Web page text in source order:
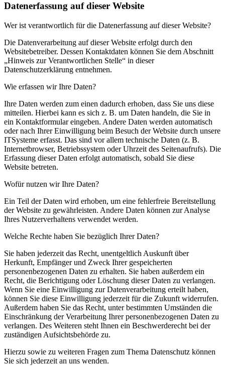
Datenerfassung auf dieser Website
Wer ist verantwortlich für die Datenerfassung auf dieser Website?
Die Datenverarbeitung auf dieser Website erfolgt durch den
Websitebetreiber. Dessen Kontaktdaten können Sie dem Abschnitt
„Hinweis zur Verantwortlichen Stelle“ in dieser
Datenschutzerklärung entnehmen.
Wie erfassen wir Ihre Daten?
Ihre Daten werden zum einen dadurch erhoben, dass Sie uns diese
mitteilen. Hierbei kann es sich z. B. um Daten handeln, die Sie in
ein Kontaktformular eingeben. Andere Daten werden automatisch
oder nach Ihrer Einwilligung beim Besuch der Website durch unsere
ITSysteme erfasst. Das sind vor allem technische Daten (z. B.
Internetbrowser, Betriebssystem oder Uhrzeit des Seitenaufrufs). Die
Erfassung dieser Daten erfolgt automatisch, sobald Sie diese
Website betreten.
Wofür nutzen wir Ihre Daten?
Ein Teil der Daten wird erhoben, um eine fehlerfreie Bereitstellung
der Website zu gewährleisten. Andere Daten können zur Analyse
Ihres Nutzerverhaltens verwendet werden.
Welche Rechte haben Sie bezüglich Ihrer Daten?
Sie haben jederzeit das Recht, unentgeltlich Auskunft über
Herkunft, Empfänger und Zweck Ihrer gespeicherten
personenbezogenen Daten zu erhalten. Sie haben außerdem ein
Recht, die Berichtigung oder Löschung dieser Daten zu verlangen.
Wenn Sie eine Einwilligung zur Datenverarbeitung erteilt haben,
können Sie diese Einwilligung jederzeit für die Zukunft widerrufen.
Außerdem haben Sie das Recht, unter bestimmten Umständen die
Einschränkung der Verarbeitung Ihrer personenbezogenen Daten zu
verlangen. Des Weiteren steht Ihnen ein Beschwerderecht bei der
zuständigen Aufsichtsbehörde zu.
Hierzu sowie zu weiteren Fragen zum Thema Datenschutz können
Sie sich jederzeit an uns wenden.